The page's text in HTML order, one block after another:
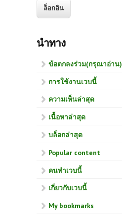
นำทาง
ข้อตกลงร่วม(กรุณาอ่าน)
การใช้งานเวบนี้
ความเห็นล่าสุด
เนื้อหาล่าสุด
บล็อกล่าสุด
Popular content
คนทำเวบนี้
เกี่ยวกับเวบนี้
My bookmarks